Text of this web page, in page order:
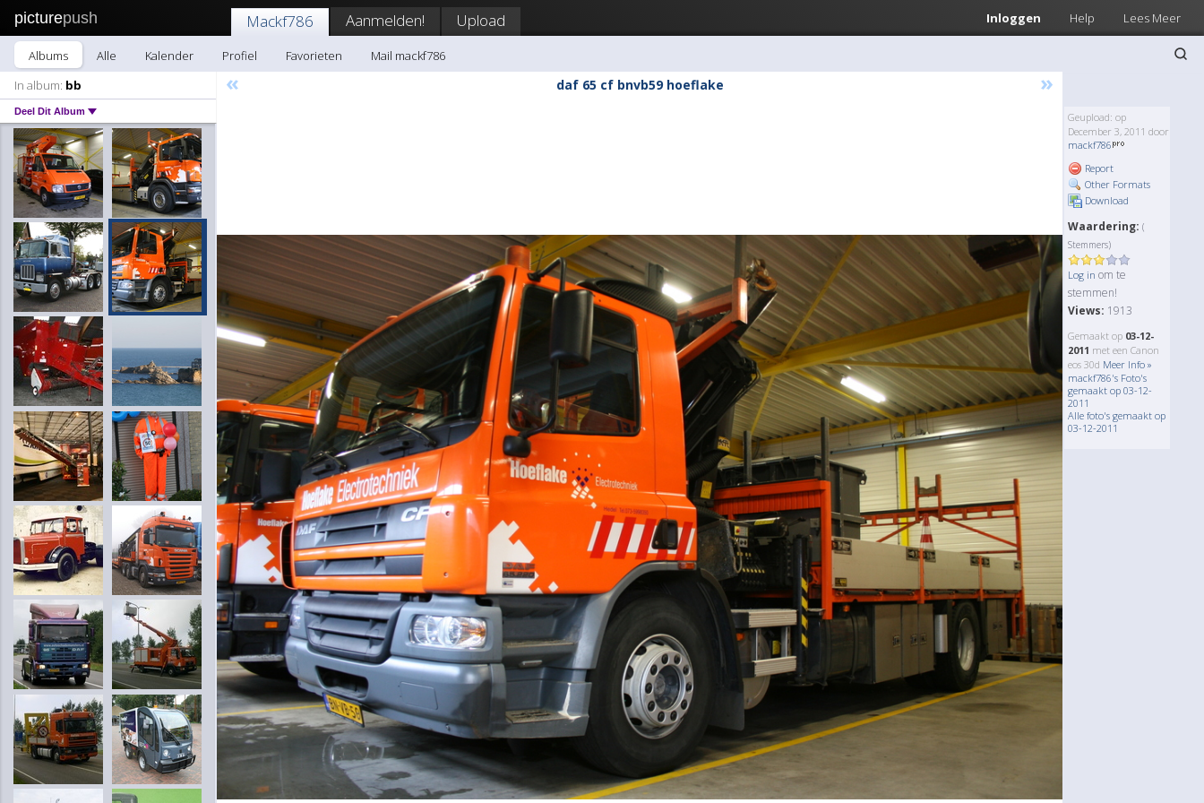
picturepush Inloggen Help Lees Meer
Mackf786 Aanmelden! Upload
Albums Alle Kalender Profiel Favorieten
Mail mackf786
In album: bb
Deel Dit Album
« daf 65 cf bnvb59 hoeflake »
Geupload: op
December 3, 2011 door
mackf786
Report
Other Formats
Download
Waardering: (
Stemmers)
Log in om te
stemmen!
Views: 1913
Gemaakt op 03-12-
2011 met een Canon
eos 30d Meer Info »
mackf786's Foto's
gemaakt op 03-12-
2011
Alle foto's gemaakt op
03-12-2011